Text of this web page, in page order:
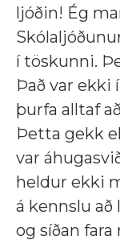
ljóðin! Ég
í töskunni.
Það var ekki
þurfa alltaf
Þetta gekk
var
heldur ekki
á kennslu
og síðan